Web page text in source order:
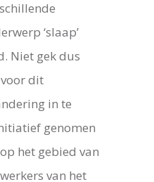
‘slaap’
Niet gek dus
dit
in te
genomen
het gebied van
van het